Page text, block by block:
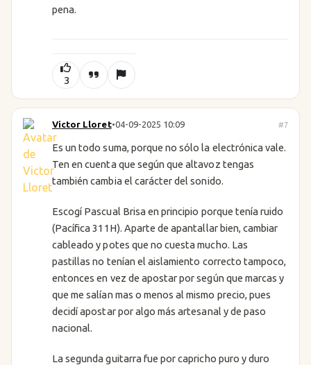
pena.
3
Victor Lloret•04-09-2025 10:09 #7
Es un todo suma, porque no sólo la electrónica vale.
Ten en cuenta que según que altavoz tengas
también cambia el carácter del sonido.
Escogí Pascual Brisa en principio porque tenía ruido
(Pacífica 311H). Aparte de apantallar bien, cambiar
cableado y potes que no cuesta mucho. Las
pastillas no tenían el aislamiento correcto tampoco,
entonces en vez de apostar por según que marcas y
que me salían mas o menos al mismo precio, pues
decidí apostar por algo más artesanal y de paso
nacional.
La segunda guitarra fue por capricho puro y duro